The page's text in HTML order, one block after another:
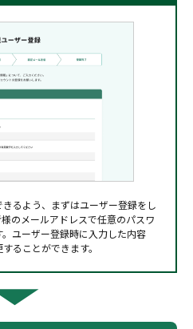
るよう、まずはユーザー登録をし
のメールアドレスで任意のパスワ
ユーザー登録時に入力した内容
ることができます。